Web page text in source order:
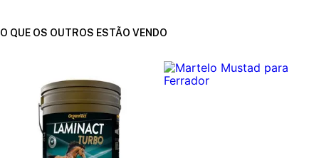
O QUE OS OUTROS ESTÃO VENDO